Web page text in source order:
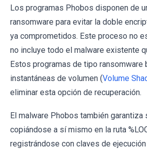
Los programas Phobos disponen de
ransomware para evitar la doble
ya comprometidos. Este proceso no
no incluye todo el malware existente
Estos programas de tipo ransomware
instantáneas de volumen (Volume
eliminar esta opción de recuperación.
El malware Phobos también
copiándose a sí mismo en la ruta
registrándose con claves de